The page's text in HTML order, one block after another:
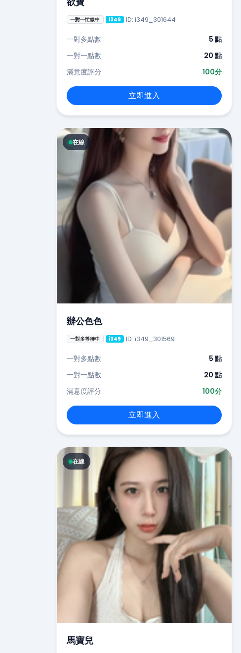
一對一忙線中 i349 ID: i349_301644
一對多點數
5 點
一對一點數
20 點
滿意度評分
100分
立即進入
在線
辦公色色
一對多等待中 i349 ID: i349_301569
一對多點數
5 點
一對一點數
20 點
滿意度評分
100分
立即進入
在線
馬寶兒